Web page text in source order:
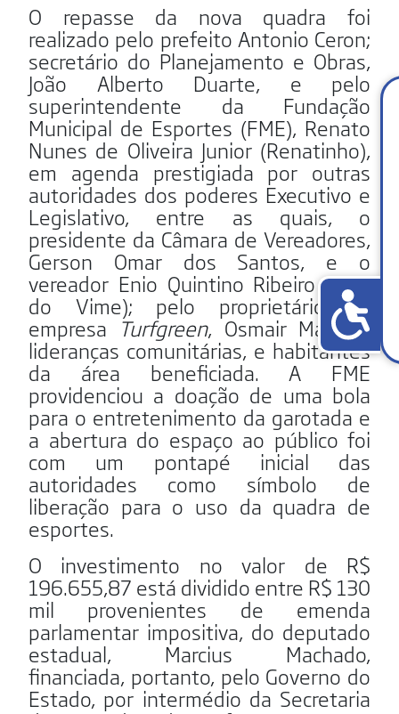
O repasse da nova quadra foi
realizado pelo prefeito Antonio Ceron;
secretário do Planejamento e Obras,
João Alberto Duarte, e pelo
superintendente da Fundação
Municipal de Esportes (FME), Renato
Nunes de Oliveira Junior (Renatinho),
em agenda prestigiada por outras
autoridades dos poderes Executivo e
Legislativo, entre as quais, o
presidente da Câmara de Vereadores,
Gerson Omar dos Santos, e o
vereador Enio Quintino Ribeiro (Enio
do Vime); pelo proprietário da
empresa Turfgreen, Osmair Martins;
lideranças comunitárias, e habitantes
da área beneficiada. A FME
providenciou a doação de uma bola
para o entretenimento da garotada e
a abertura do espaço ao público foi
com um pontapé inicial das
autoridades como símbolo de
liberação para o uso da quadra de
esportes.
O investimento no valor de R$
196.655,87 está dividido entre R$ 130
mil provenientes de emenda
parlamentar impositiva, do deputado
estadual, Marcius Machado,
financiada, portanto, pelo Governo do
Estado, por intermédio da Secretaria